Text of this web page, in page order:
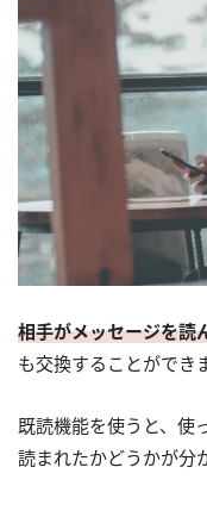
相手がメッセージを読
も交換することができ
既読機能を使うと、使
読まれたかどうかが分